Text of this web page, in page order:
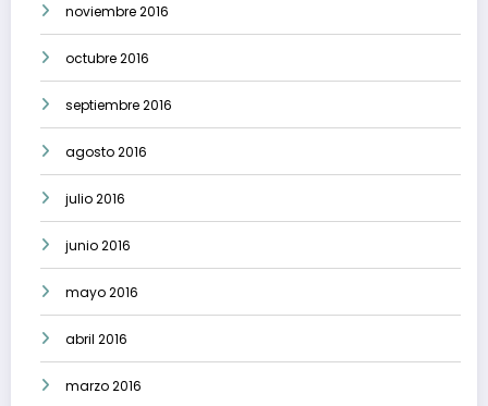
noviembre 2016
octubre 2016
septiembre 2016
agosto 2016
julio 2016
junio 2016
mayo 2016
abril 2016
marzo 2016